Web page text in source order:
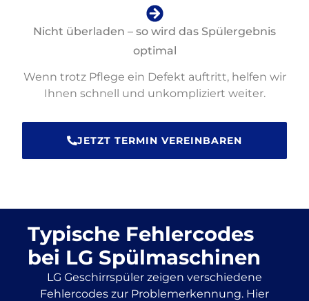
Nicht überladen – so wird das Spülergebnis
optimal
Wenn trotz Pflege ein Defekt auftritt, helfen wir
Ihnen schnell und unkompliziert weiter.
JETZT TERMIN VEREINBAREN
Typische Fehlercodes
bei LG Spülmaschinen
LG Geschirrspüler zeigen verschiedene
Fehlercodes zur Problemerkennung. Hier